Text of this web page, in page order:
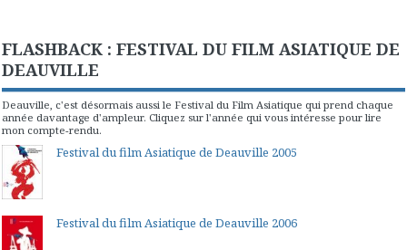
FLASHBACK : FESTIVAL DU FILM ASIATIQUE DE
DEAUVILLE
Deauville, c'est désormais aussi le Festival du Film Asiatique qui prend chaque
année davantage d'ampleur. Cliquez sur l'année qui vous intéresse pour lire
mon compte-rendu.
Festival du film Asiatique de Deauville 2005
Festival du film Asiatique de Deauville 2006